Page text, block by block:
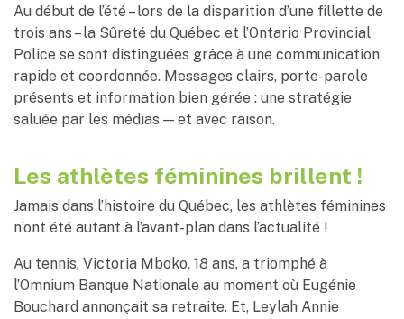
Au début de l’été – lors de la disparition d’une fillette de
trois ans – la Sûreté du Québec et l’Ontario Provincial
Police se sont distinguées grâce à une communication
rapide et coordonnée. Messages clairs, porte-parole
présents et information bien gérée : une stratégie
saluée par les médias — et avec raison.
Les athlètes féminines brillent !
Jamais dans l’histoire du Québec, les athlètes féminines
n’ont été autant à l’avant-plan dans l’actualité !
Au tennis, Victoria Mboko, 18 ans, a triomphé à
l’Omnium Banque Nationale au moment où Eugénie
Bouchard annonçait sa retraite. Et, Leylah Annie